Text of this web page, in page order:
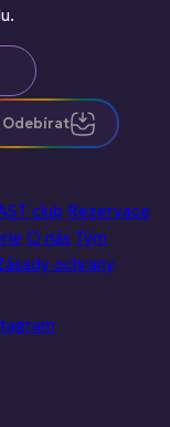
Odebírat
club Rezervace
O nás Tým
ochrany